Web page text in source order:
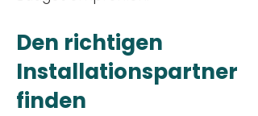
Den richtigen
Installationspartner
finden